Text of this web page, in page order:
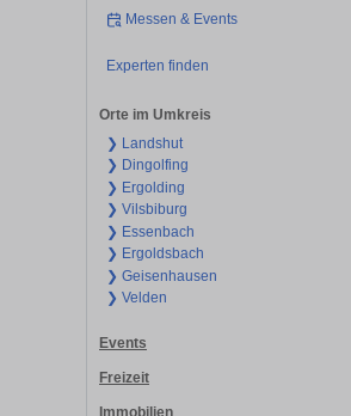
Messen & Events
Experten finden
Orte im Umkreis
❯ Landshut
❯ Dingolfing
❯ Ergolding
❯ Vilsbiburg
❯ Essenbach
❯ Ergoldsbach
❯ Geisenhausen
❯ Velden
Events
Freizeit
Immobilien